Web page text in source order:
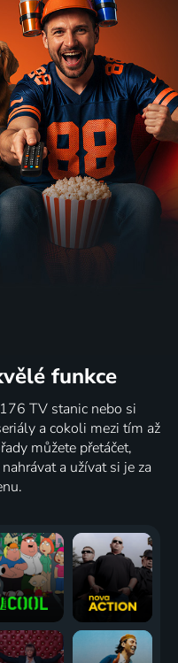
funkce
TV stanic nebo si
a cokoli mezi tím až
můžete přetáčet,
a užívat si je za